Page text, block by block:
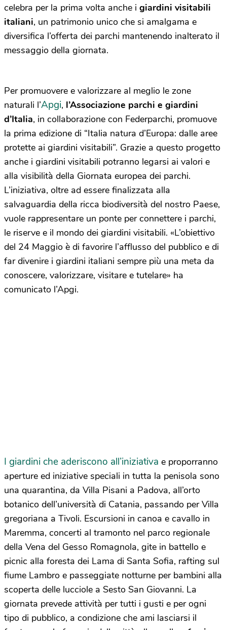
celebra per la prima volta anche i giardini visitabili
italiani, un patrimonio unico che si amalgama e
diversifica l’offerta dei parchi mantenendo inalterato il
messaggio della giornata.
Per promuovere e valorizzare al meglio le zone
naturali l’Apgi, l’Associazione parchi e giardini
d’Italia, in collaborazione con Federparchi, promuove
la prima edizione di “Italia natura d’Europa: dalle aree
protette ai giardini visitabili”. Grazie a questo progetto
anche i giardini visitabili potranno legarsi ai valori e
alla visibilità della Giornata europea dei parchi.
L’iniziativa, oltre ad essere finalizzata alla
salvaguardia della ricca biodiversità del nostro Paese,
vuole rappresentare un ponte per connettere i parchi,
le riserve e il mondo dei giardini visitabili. «L’obiettivo
del 24 Maggio è di favorire l’afflusso del pubblico e di
far divenire i giardini italiani sempre più una meta da
conoscere, valorizzare, visitare e tutelare» ha
comunicato l’Apgi.
I giardini che aderiscono all’iniziativa e proporranno
aperture ed iniziative speciali in tutta la penisola sono
una quarantina, da Villa Pisani a Padova, all’orto
botanico dell’università di Catania, passando per Villa
gregoriana a Tivoli. Escursioni in canoa e cavallo in
Maremma, concerti al tramonto nel parco regionale
della Vena del Gesso Romagnola, gite in battello e
picnic alla foresta dei Lama di Santa Sofia, rafting sul
fiume Lambro e passeggiate notturne per bambini alla
scoperta delle lucciole a Sesto San Giovanni. La
giornata prevede attività per tutti i gusti e per ogni
tipo di pubblico, a condizione che ami lasciarsi il